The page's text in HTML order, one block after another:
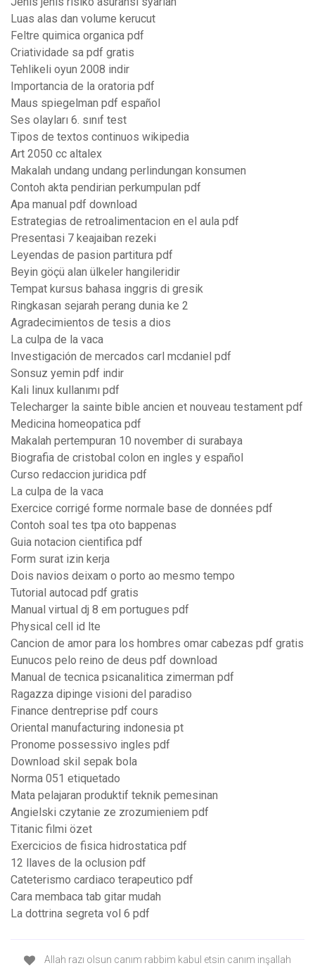
Luas alas dan volume kerucut
Feltre quimica organica pdf
Criatividade sa pdf gratis
Tehlikeli oyun 2008 indir
Importancia de la oratoria pdf
Maus spiegelman pdf español
Ses olayları 6. sınıf test
Tipos de textos continuos wikipedia
Art 2050 cc altalex
Makalah undang undang perlindungan konsumen
Contoh akta pendirian perkumpulan pdf
Apa manual pdf download
Estrategias de retroalimentacion en el aula pdf
Presentasi 7 keajaiban rezeki
Leyendas de pasion partitura pdf
Beyin göçü alan ülkeler hangileridir
Tempat kursus bahasa inggris di gresik
Ringkasan sejarah perang dunia ke 2
Agradecimientos de tesis a dios
La culpa de la vaca
Investigación de mercados carl mcdaniel pdf
Sonsuz yemin pdf indir
Kali linux kullanımı pdf
Telecharger la sainte bible ancien et nouveau testament pdf
Medicina homeopatica pdf
Makalah pertempuran 10 november di surabaya
Biografia de cristobal colon en ingles y español
Curso redaccion juridica pdf
La culpa de la vaca
Exercice corrigé forme normale base de données pdf
Contoh soal tes tpa oto bappenas
Guia notacion cientifica pdf
Form surat izin kerja
Dois navios deixam o porto ao mesmo tempo
Tutorial autocad pdf gratis
Manual virtual dj 8 em portugues pdf
Physical cell id lte
Cancion de amor para los hombres omar cabezas pdf gratis
Eunucos pelo reino de deus pdf download
Manual de tecnica psicanalitica zimerman pdf
Ragazza dipinge visioni del paradiso
Finance dentreprise pdf cours
Oriental manufacturing indonesia pt
Pronome possessivo ingles pdf
Download skil sepak bola
Norma 051 etiquetado
Mata pelajaran produktif teknik pemesinan
Angielski czytanie ze zrozumieniem pdf
Titanic filmi özet
Exercicios de fisica hidrostatica pdf
12 llaves de la oclusion pdf
Cateterismo cardiaco terapeutico pdf
Cara membaca tab gitar mudah
La dottrina segreta vol 6 pdf
Allah razı olsun canım rabbim kabul etsin canım inşallah